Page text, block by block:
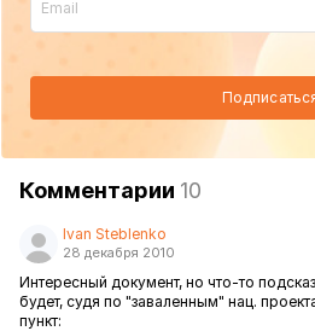
Комментарии 10
Ivan Steblenko
28 декабря 2010
Интересный документ, но что-то
будет, судя по "заваленным" нац.
пункт: